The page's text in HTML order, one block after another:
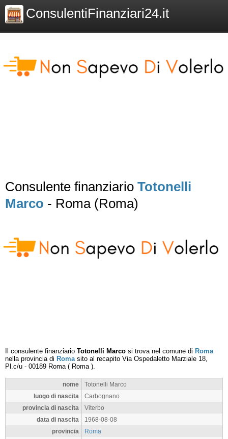
ConsulentiFinanziari24.it
Consulente finanziario Totonelli
Marco - Roma (Roma)
Il consulente finanziario Totonelli Marco si trova nel comune di Roma
nella provincia di Romasito al recapito Via Ospedaletto Marziale 18,
Pl.c/u - 00189 Roma( Roma).
nome
Totonelli Marco
luogo di nascita
Carbognano
provincia di nascita
Viterbo
data di nascita
1968-08-08
provincia
Roma